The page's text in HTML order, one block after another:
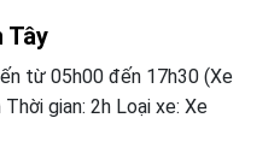
Tây
từ 05h00 đến 17h30 (Xe
gian: 2h Loại xe: Xe